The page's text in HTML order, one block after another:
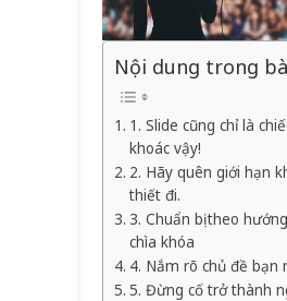
Nội dung trong
1. Slide cũng chỉ là
khoác vậy!
2. Hãy quên giới hạn
thiết đi.
3. Chuẩn bị theo
chìa khóa
4. Nắm rõ chủ đề bạn
5. Đừng cố trở thành